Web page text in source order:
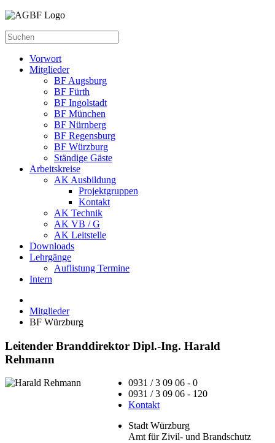
Vorwort
Mitglieder
BF Augsburg
BF Fürth
BF Ingolstadt
BF München
BF Nürnberg
BF Regensburg
BF Würzburg
Ständige Gäste
Arbeitskreise
AK Ausbildung
Projektgruppen
Kontakt
AK Technik
AK VB / G
AK Leitstelle
Downloads
Lehrgänge
Auflistung Termine
Intern
Mitglieder
BF Würzburg
Leitender Branddirektor Dipl.-Ing. Harald
Rehmann
0931 / 3 09 06 - 0
0931 / 3 09 06 - 120
Kontakt
Stadt Würzburg
Amt für Zivil- und Brandschutz